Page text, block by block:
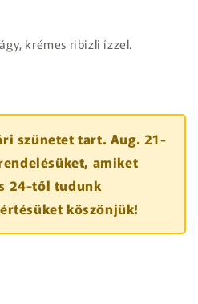
krémes ribizli ízzel.
szünetet tart. Aug. 21-
amiket
24-től tudunk
köszönjük!